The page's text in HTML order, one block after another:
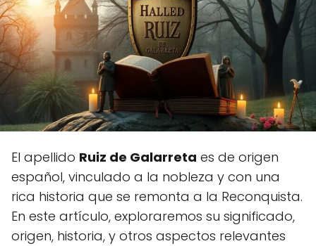
El apellido Ruiz de Galarreta es de origen
español, vinculado a la nobleza y con una
rica historia que se remonta a la Reconquista.
En este artículo, exploraremos su significado,
origen, historia, y otros aspectos relevantes